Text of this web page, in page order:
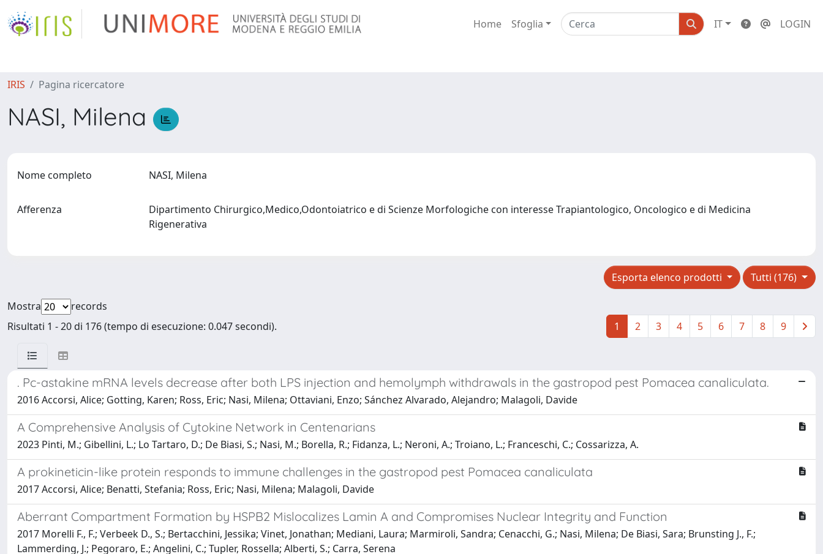
Home Sfoglia IT LOGIN
IRIS Pagina ricercatore
NASI, Milena
Nome completo NASI, Milena
Afferenza
Dipartimento Chirurgico,Medico,Odontoiatrico e di Scienze Morfologiche con interesse Trapiantologico, Oncologico e di Medicina
Rigenerativa
Tutti (176)
Esporta elenco prodotti
Mostra
records
Risultati 1 - 20 di 176 (tempo di esecuzione: 0.047 secondi).
1 2 3 4 5 6 7 8 9
. Pc-astakine mRNA levels decrease after both LPS injection and hemolymph withdrawals in the gastropod pest Pomacea canaliculata.
2016 Accorsi, Alice; Gotting, Karen; Ross, Eric; Nasi, Milena; Ottaviani, Enzo; Sánchez Alvarado, Alejandro; Malagoli, Davide
A Comprehensive Analysis of Cytokine Network in Centenarians
2023 Pinti, M.; Gibellini, L.; Lo Tartaro, D.; De Biasi, S.; Nasi, M.; Borella, R.; Fidanza, L.; Neroni, A.; Troiano, L.; Franceschi, C.; Cossarizza, A.
A prokineticin-like protein responds to immune challenges in the gastropod pest Pomacea canaliculata
2017 Accorsi, Alice; Benatti, Stefania; Ross, Eric; Nasi, Milena; Malagoli, Davide
Aberrant Compartment Formation by HSPB2 Mislocalizes Lamin A and Compromises Nuclear Integrity and Function
2017 Morelli F., F.; Verbeek D., S.; Bertacchini, Jessika; Vinet, Jonathan; Mediani, Laura; Marmiroli, Sandra; Cenacchi, G.; Nasi, Milena; De Biasi, Sara; Brunsting J., F.;
Lammerding, J.; Pegoraro, E.; Angelini, C.; Tupler, Rossella; Alberti, S.; Carra, Serena